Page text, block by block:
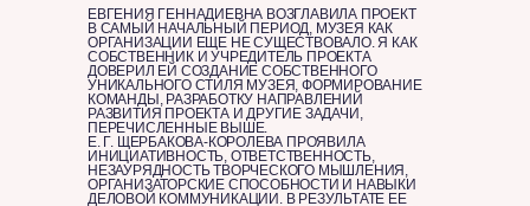
ЕВГЕНИЯ ГЕННАДИЕВНА ВОЗГЛАВИЛА ПРОЕКТ
В САМЫЙ НАЧАЛЬНЫЙ ПЕРИОД, МУЗЕЯ КАК
ОРГАНИЗАЦИИ ЕЩЕ НЕ СУЩЕСТВОВАЛО. Я КАК
СОБСТВЕННИК И УЧРЕДИТЕЛЬ ПРОЕКТА
ДОВЕРИЛ ЕЙ СОЗДАНИЕ СОБСТВЕННОГО
УНИКАЛЬНОГО СТИЛЯ МУЗЕЯ, ФОРМИРОВАНИЕ
КОМАНДЫ, РАЗРАБОТКУ НАПРАВЛЕНИЙ
РАЗВИТИЯ ПРОЕКТА И ДРУГИЕ ЗАДАЧИ,
ПЕРЕЧИСЛЕННЫЕ ВЫШЕ.
Е. Г. ЩЕРБАКОВА-КОРОЛЕВА ПРОЯВИЛА
ИНИЦИАТИВНОСТЬ, ОТВЕТСТВЕННОСТЬ,
НЕЗАУРЯДНОСТЬ ТВОРЧЕСКОГО МЫШЛЕНИЯ,
ОРГАНИЗАТОРСКИЕ СПОСОБНОСТИ И НАВЫКИ
ДЕЛОВОЙ КОММУНИКАЦИИ. В РЕЗУЛЬТАТЕ ЕЕ